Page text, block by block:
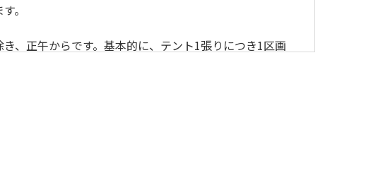
。
、正午からです。基本的に、テント1張りにつき1区画
を行っていない方や使用人数が増えた場合は、必ず
してください。日帰り使用の方及び午前７時30分前